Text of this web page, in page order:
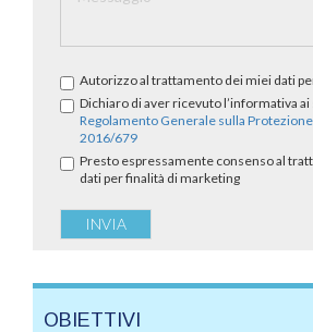
Autorizzo al trattamento dei miei dati
Dichiaro di aver ricevuto l’informativa ai
Regolamento Generale sulla Protezione
2016/679
Presto espressamente consenso al
dati per finalità di marketing
OBIETTIVI